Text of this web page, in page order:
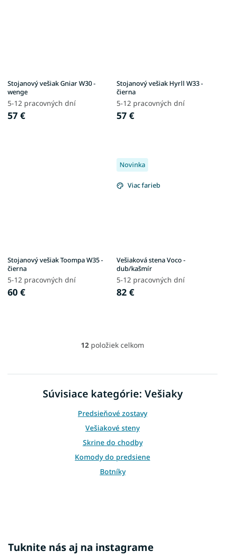
Stojanový vešiak Gniar W30 -
wenge
5-12 pracovných dní
57 €
Stojanový vešiak Hyrll W33 -
čierna
5-12 pracovných dní
57 €
Stojanový vešiak Toompa W35 -
čierna
5-12 pracovných dní
60 €
Novinka
Viac farieb
Vešiaková stena Voco -
dub/kašmír
5-12 pracovných dní
82 €
O
á
a
i
e
p
r
v
k
y
12 položiek celkom
Súvisiace kategórie: Vešiaky
Predsieňové zostavy
Vešiakové steny
Skrine do chodby
Komody do predsiene
Botníky
Tuknite nás aj na instagrame